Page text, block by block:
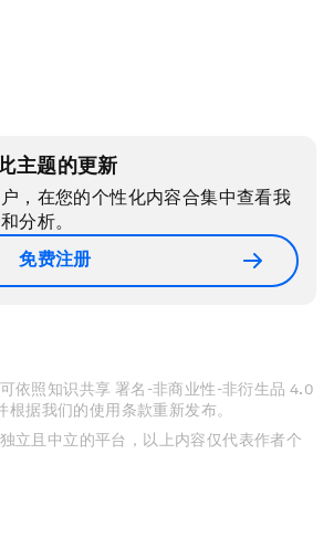
主题的更新
，在您的个性化内容合集中查看我
分析。
免费注册
依照知识共享 署名-非商业性-非衍生品 4.0
根据我们的使用条款重新发布。
立且中立的平台，以上内容仅代表作者个